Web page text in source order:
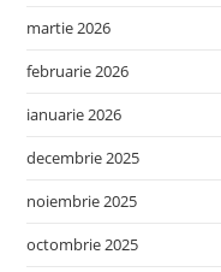
martie 2026
februarie 2026
ianuarie 2026
decembrie 2025
noiembrie 2025
octombrie 2025